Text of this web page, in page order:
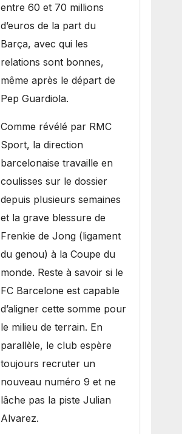
entre 60 et 70 millions
d’euros de la part du
Barça, avec qui les
relations sont bonnes,
même après le départ de
Pep Guardiola.
​Comme révélé par RMC
Sport, la direction
barcelonaise travaille en
coulisses sur le dossier
depuis plusieurs semaines
et la grave blessure de
Frenkie de Jong (ligament
du genou) à la Coupe du
monde. Reste à savoir si le
FC Barcelone est capable
d’aligner cette somme pour
le milieu de terrain. En
parallèle, le club espère
toujours recruter un
nouveau numéro 9 et ne
lâche pas la piste Julian
Alvarez.